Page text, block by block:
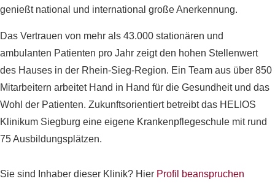
genießt national und international große Anerkennung.
Das Vertrauen von mehr als 43.000 stationären und
ambulanten Patienten pro Jahr zeigt den hohen Stellenwert
des Hauses in der Rhein-Sieg-Region. Ein Team aus über 850
Mitarbeitern arbeitet Hand in Hand für die Gesundheit und das
Wohl der Patienten. Zukunftsorientiert betreibt das HELIOS
Klinikum Siegburg eine eigene Krankenpflegeschule mit rund
75 Ausbildungsplätzen.
Sie sind Inhaber dieser Klinik? Hier Profil beanspruchen